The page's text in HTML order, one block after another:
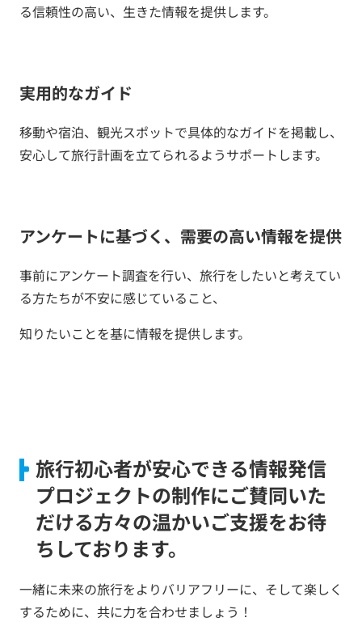
る信頼性の高い、生きた情報を提供します。
実用的なガイド
移動や宿泊、観光スポットで具体的なガイドを掲載し、
安心して旅行計画を立てられるようサポートします。
アンケートに基づく、需要の高い情報を提供
事前にアンケート調査を行い、旅行をしたいと考えてい
る方たちが不安に感じていること、
知りたいことを基に情報を提供します。
旅行初心者が安心できる情報発信
プロジェクトの制作にご賛同いた
だける方々の温かいご支援をお待
ちしております。
一緒に未来の旅行をよりバリアフリーに、そして楽しく
するために、共に力を合わせましょう！